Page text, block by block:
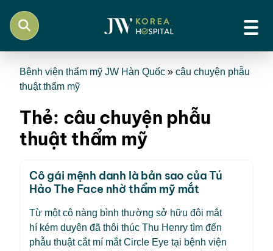
Bệnh viện thẩm mỹ JW Hàn Quốc » câu chuyện phẫu
thuật thẩm mỹ
Thẻ: câu chuyện phẫu
thuật thẩm mỹ
Cô gái mệnh danh là bản sao của Tú
Hảo The Face nhờ thẩm mỹ mắt
Từ một cô nàng bình thường sở hữu đôi mắt
hí kém duyên đã thôi thúc Thu Henry tìm đến
phẫu thuật cắt mí mắt Circle Eye tại bệnh viện